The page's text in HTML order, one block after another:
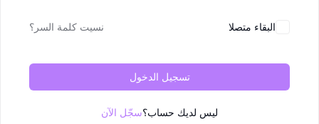
البقاء متصلا نسيت كلمة السر؟
تسجيل الدخول
ليس لديك حساب؟سجّل الآن